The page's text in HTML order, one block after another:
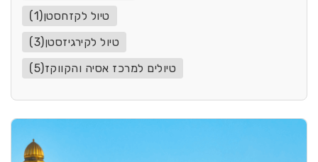
טיול לקזחסטן(1)
טיול לקירגיזסטן(3)
טיולים למרכז אסיה והקווקז(5)